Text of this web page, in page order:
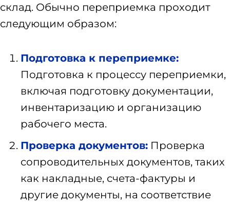
склад. Обычно переприемка проходит
следующим образом:
Подготовка к переприемке:
Подготовка к процессу переприемки,
включая подготовку документации,
инвентаризацию и организацию
рабочего места.
Проверка документов: Проверка
сопроводительных документов, таких
как накладные, счета-фактуры и
другие документы, на соответствие